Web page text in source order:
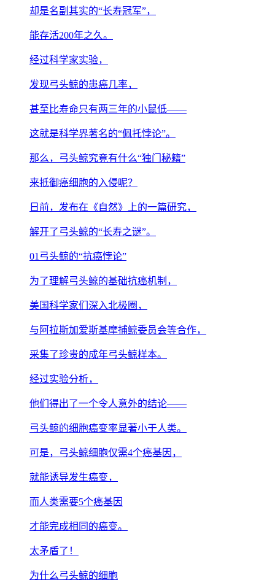
却是名副其实的“长寿冠军”，
能存活200年之久。
经过科学家实验，
发现弓头鲸的患癌几率，
甚至比寿命只有两三年的小鼠低——
这就是科学界著名的“佩托悖论”。
那么，弓头鲸究竟有什么“独门秘籍”
来抵御癌细胞的入侵呢？
日前，发布在《自然》上的一篇研究，
解开了弓头鲸的“长寿之谜”。
01弓头鲸的“抗癌悖论”
为了理解弓头鲸的基础抗癌机制，
美国科学家们深入北极圈，
与阿拉斯加爱斯基摩捕鲸委员会等合作，
采集了珍贵的成年弓头鲸样本。
经过实验分析，
他们得出了一个令人意外的结论——
弓头鲸的细胞癌变率显著小于人类。
可是，弓头鲸细胞仅需4个癌基因，
就能诱导发生癌变，
而人类需要5个癌基因
才能完成相同的癌变。
太矛盾了！
为什么弓头鲸的细胞